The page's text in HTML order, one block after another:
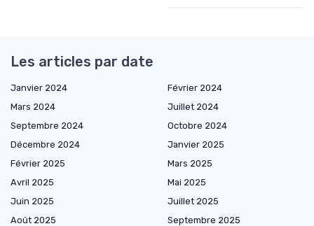
Les articles par date
Janvier 2024
Février 2024
Mars 2024
Juillet 2024
Septembre 2024
Octobre 2024
Décembre 2024
Janvier 2025
Février 2025
Mars 2025
Avril 2025
Mai 2025
Juin 2025
Juillet 2025
Août 2025
Septembre 2025